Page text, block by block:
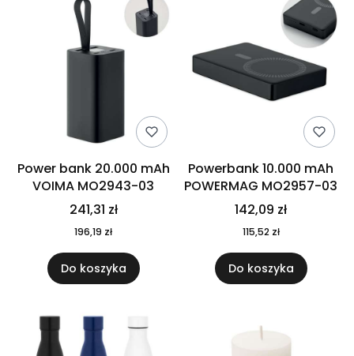
Power bank 20.000 mAh
VOIMA MO2943-03
241,31 zł
196,19 zł
Do koszyka
Powerbank 10.000 mAh
POWERMAG MO2957-03
142,09 zł
115,52 zł
Do koszyka